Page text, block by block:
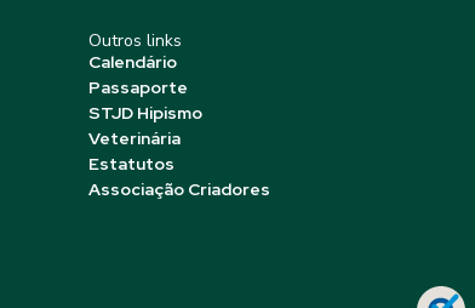
Outros links
Calendário
Passaporte
STJD Hipismo
Veterinária
Estatutos
Associação Criadores